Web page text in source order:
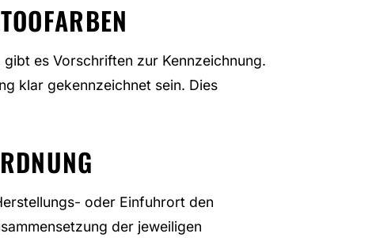
es Vorschriften zur Kennzeichnung.
klar gekennzeichnet sein. Dies
oder Einfuhrort den
der jeweiligen